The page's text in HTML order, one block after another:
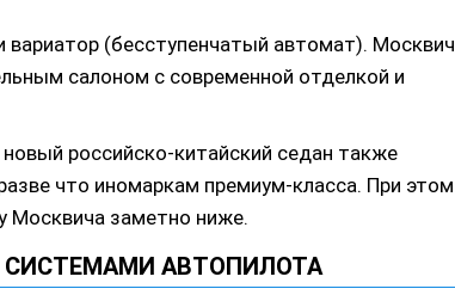
вариатор (бесступенчатый автомат). Москвич
салоном с современной отделкой и
российско-китайский седан также
что иномаркам премиум-класса. При этом
Москвича заметно ниже.
АВТОПИЛОТА